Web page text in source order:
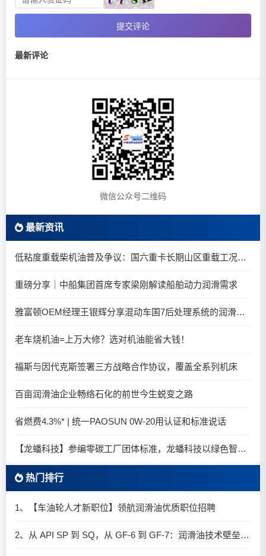
提交评论
最新评论
微信公众号二维码
最新资讯
低粘度重载柴机油普及争议：国六重卡长期山区重载工况是否适合0W-20柴油机油？
重磅分享｜中船集团首席专家梁刚解读船舶动力润滑需求
雅富顿OEM经理王银辉分享混动车国7后处理系统的润滑油要求
老车烧机油=上万大修？选对机油能省大钱！
福斯与因代克斯签署三方战略合作协议，覆盖全系列机床
百亩润滑油企业畅络石化的前世今生蜕变之路
省燃费4.3%* | 统一PAOSUN 0W-20用认证和标准说话
【龙蟠科技】参编零碳工厂团体标准，龙蟠科技以绿色智造锚定零碳未来
热门排行
1、【车油轮人才新职位】领航润滑油优质职位招聘
2、从 API SP 到 SQ，从 GF-6 到 GF-7：润滑油技术壁垒再升高，你准备好了吗？